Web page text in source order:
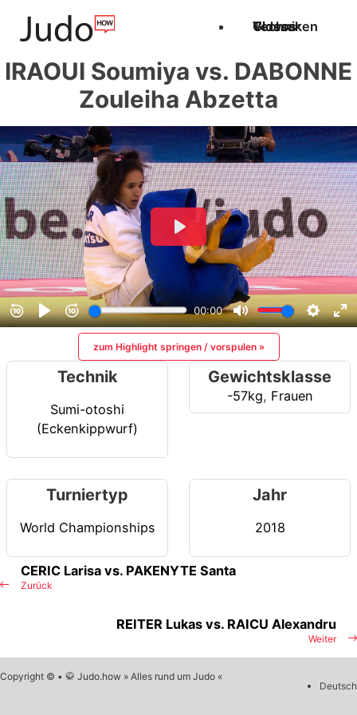
Techniken
Videos
Glossar
IRAOUI Soumiya vs. DABONNE
Zouleiha Abzetta
zum Highlight springen / vorspulen »
Technik
Sumi-otoshi
(Eckenkippwurf)
Gewichtsklasse
-57kg, Frauen
Turniertyp
World Championships
Jahr
2018
Zurück
CERIC Larisa vs. PAKENYTE Santa
Weiter
REITER Lukas vs. RAICU Alexandru
Copyright © • 🥋 Judo.how » Alles rund um Judo «
Deutsch